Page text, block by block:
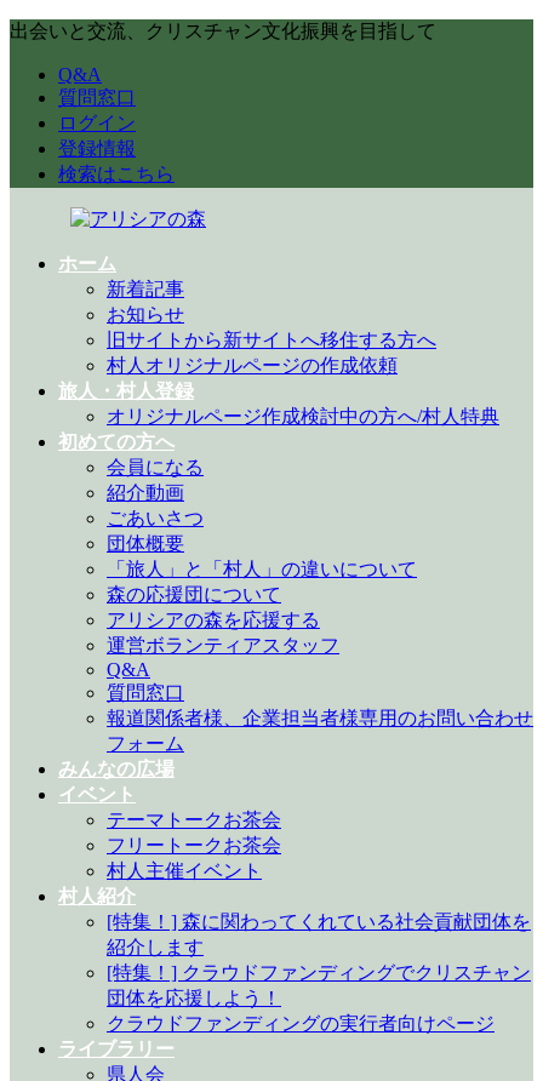
コ
ナ
出会いと交流、クリスチャン文化振興を目指して
Q&A
質問窓口
ログイン
登録情報
検索はこちら
ホーム
新着記事
お知らせ
旧サイトから新サイトへ移住する方へ
村人オリジナルページの作成依頼
旅人・村人登録
オリジナルページ作成検討中の方へ/村人特典
初めての方へ
会員になる
紹介動画
ごあいさつ
団体概要
「旅人」と「村人」の違いについて
森の応援団について
アリシアの森を応援する
運営ボランティアスタッフ
Q&A
質問窓口
報道関係者様、企業担当者様専用のお問い合わせ
フォーム
みんなの広場
イベント
テーマトークお茶会
フリートークお茶会
村人主催イベント
村人紹介
[特集！] 森に関わってくれている社会貢献団体を
紹介します
[特集！] クラウドファンディングでクリスチャン
団体を応援しよう！
クラウドファンディングの実行者向けページ
ライブラリー
県人会